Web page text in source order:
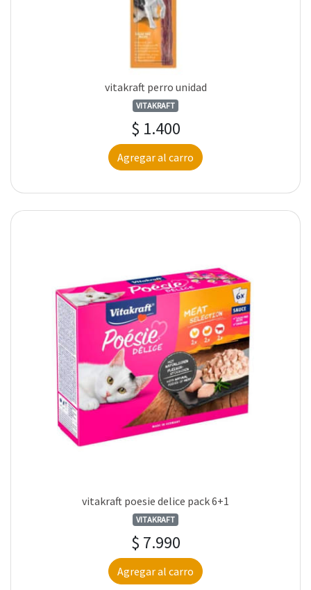
vitakraft perro unidad
VITAKRAFT
$ 1.400
Agregar al carro
vitakraft poesie delice pack 6+1
VITAKRAFT
$ 7.990
Agregar al carro